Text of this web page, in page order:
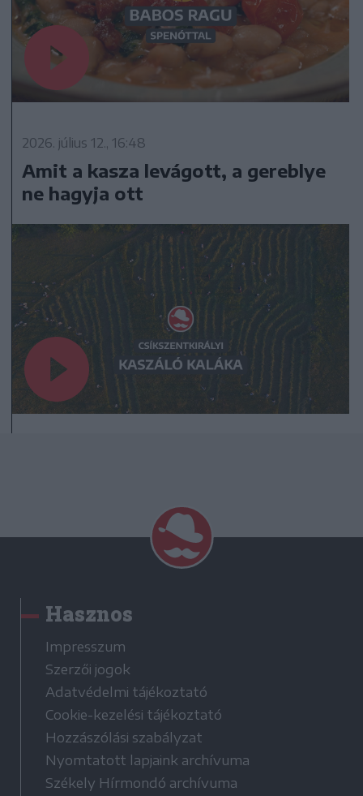
2026. július 12., 16:48
Amit a kasza levágott, a gereblye
ne hagyja ott
Hasznos
Impresszum
Szerzői jogok
Adatvédelmi tájékoztató
Cookie-kezelési tájékoztató
Hozzászólási szabályzat
Nyomtatott lapjaink archívuma
Székely Hírmondó archívuma